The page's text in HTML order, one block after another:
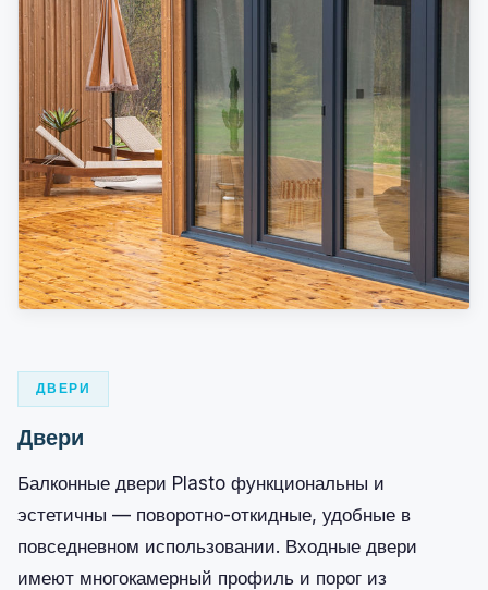
ДВЕРИ
Двери
Балконные двери Plasto функциональны и
эстетичны — поворотно-откидные, удобные в
повседневном использовании. Входные двери
имеют многокамерный профиль и порог из